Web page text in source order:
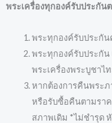
พระเครื่องทุกองค์รับประกัน
พระทุกองค์รับประกัน
พระทุกองค์รับประกัน
พระเครื่องพระบูชาไ
หากต้องการคืนพระภ
หรือรับซื้อคืนตามรา
สภาพเดิม *ไม่ชำรุด